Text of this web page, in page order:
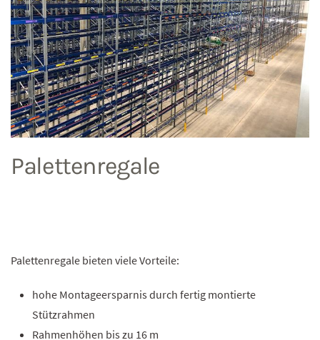
Palettenregale
Palettenregale bieten viele Vorteile:
hohe Montageersparnis durch fertig montierte
Stützrahmen
Rahmenhöhen bis zu 16 m